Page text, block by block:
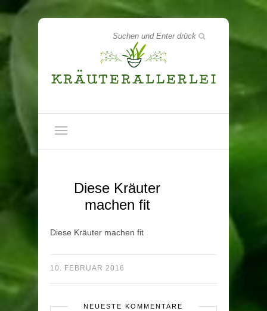
Diese Kräuter
machen fit
Diese Kräuter machen fit
10. FEBRUAR 2016
NEUESTE KOMMENTARE